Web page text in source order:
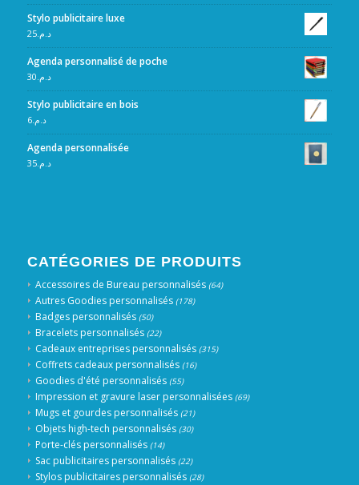
Stylo publicitaire luxe
د.م.25
Agenda personnalisé de poche
د.م.30
Stylo publicitaire en bois
د.م.6
Agenda personnalisée
د.م.35
CATÉGORIES DE PRODUITS
Accessoires de Bureau personnalisés (64)
Autres Goodies personnalisés (178)
Badges personnalisés (50)
Bracelets personnalisés (22)
Cadeaux entreprises personnalisés (315)
Coffrets cadeaux personnalisés (16)
Goodies d'été personnalisés (55)
Impression et gravure laser personnalisées (69)
Mugs et gourdes personnalisés (21)
Objets high-tech personnalisés (30)
Porte-clés personnalisés (14)
Sac publicitaires personnalisés (22)
Stylos publicitaires personnalisés (28)